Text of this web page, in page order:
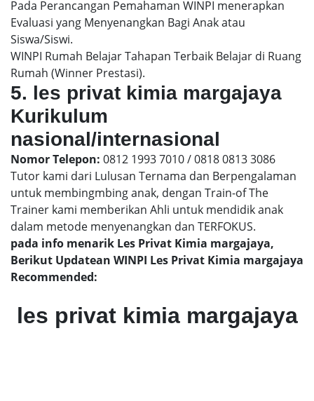
Pada Perancangan Pemahaman WINPI menerapkan
Evaluasi yang Menyenangkan Bagi Anak atau
Siswa/Siswi.
WINPI Rumah Belajar Tahapan Terbaik Belajar di Ruang
Rumah (Winner Prestasi).
5. les privat kimia margajaya
Kurikulum
nasional/internasional
Nomor Telepon: 0812 1993 7010 / 0818 0813 3086
Tutor kami dari Lulusan Ternama dan Berpengalaman
untuk membingmbing anak, dengan Train-of The
Trainer kami memberikan Ahli untuk mendidik anak
dalam metode menyenangkan dan TERFOKUS.
pada info menarik Les Privat Kimia margajaya,
Berikut Updatean WINPI Les Privat Kimia margajaya
Recommended:
les privat kimia margajaya